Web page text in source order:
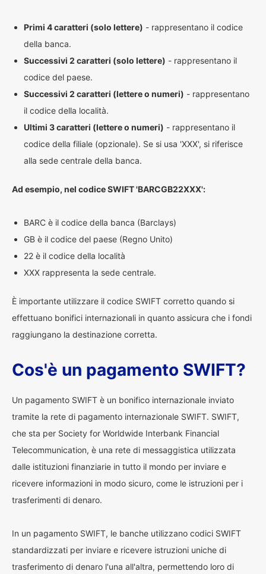
Primi 4 caratteri (solo lettere) - rappresentano il codice
della banca.
Successivi 2 caratteri (solo lettere) - rappresentano il
codice del paese.
Successivi 2 caratteri (lettere o numeri) - rappresentano
il codice della località.
Ultimi 3 caratteri (lettere o numeri) - rappresentano il
codice della filiale (opzionale). Se si usa 'XXX', si riferisce
alla sede centrale della banca.
Ad esempio, nel codice SWIFT 'BARCGB22XXX':
BARC è il codice della banca (Barclays)
GB è il codice del paese (Regno Unito)
22 è il codice della località
XXX rappresenta la sede centrale.
È importante utilizzare il codice SWIFT corretto quando si
effettuano bonifici internazionali in quanto assicura che i fondi
raggiungano la destinazione corretta.
Cos'è un pagamento SWIFT?
Un pagamento SWIFT è un bonifico internazionale inviato
tramite la rete di pagamento internazionale SWIFT. SWIFT,
che sta per Society for Worldwide Interbank Financial
Telecommunication, è una rete di messaggistica utilizzata
dalle istituzioni finanziarie in tutto il mondo per inviare e
ricevere informazioni in modo sicuro, come le istruzioni per i
trasferimenti di denaro.
In un pagamento SWIFT, le banche utilizzano codici SWIFT
standardizzati per inviare e ricevere istruzioni uniche di
trasferimento di denaro l'una all'altra, permettendo loro di